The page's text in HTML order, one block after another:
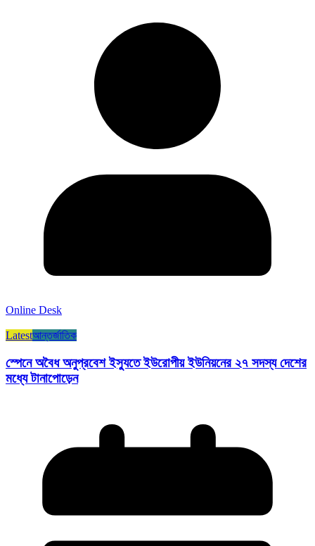
Online Desk
Latestআন্তর্জাতিক
স্পেনে অবৈধ অনুপ্রবেশ ইস্যুতে ইউরোপীয় ইউনিয়নের ২৭ সদস্য দেশের
মধ্যে টানাপোড়েন